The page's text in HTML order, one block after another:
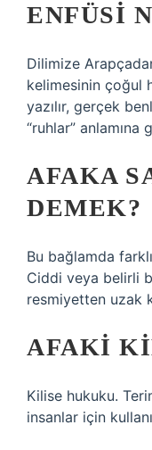
ENFÜSI
Dilimize
kelimesinin çoğul
yazılır, gerçek
“ruhlar” anlamına
AFAKA
DEMEK?
Bu bağlamda
Ciddi veya belirli
resmiyetten uzak
AFAKI
Kilise hukuku.
insanlar için